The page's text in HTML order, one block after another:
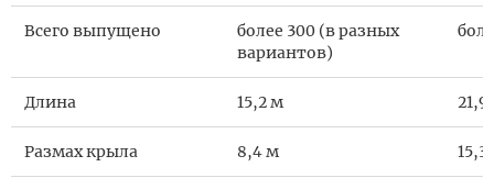
Всего выпущено
более 300 (в разных
вариантов)
Длина 15,2 м 21,9
Размах крыла 8,4 м 15,3